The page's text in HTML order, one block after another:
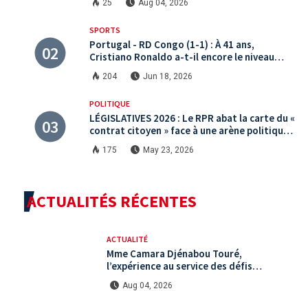
25 Aug 04, 2026
SPORTS
Portugal - RD Congo (1-1) : À 41 ans,
Cristiano Ronaldo a-t-il encore le niveau
international ?
204 Jun 18, 2026
POLITIQUE
LÉGISLATIVES 2026 : Le RPR abat la carte du «
contrat citoyen » face à une arène politique
saturée.
175 May 23, 2026
ACTUALITÉS RÉCENTES
ACTUALITÉ
Mme Camara Djénabou Touré,
l’expérience au service des défis
territoriaux sous la 5ème République
Aug 04, 2026